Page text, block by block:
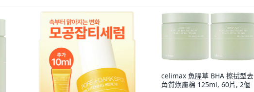
celimax 魚腥草 BHA 擦拭型去
角質煥膚棉 125ml, 60片, 2個